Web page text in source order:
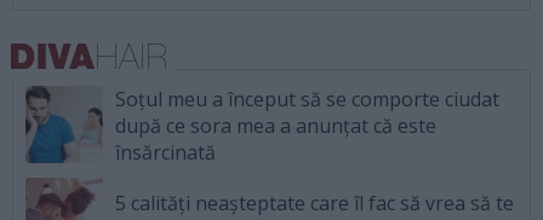
Soțul meu a început să se comporte ciudat
după ce sora mea a anunțat că este
însărcinată
5 calități neașteptate care îl fac să vrea să te